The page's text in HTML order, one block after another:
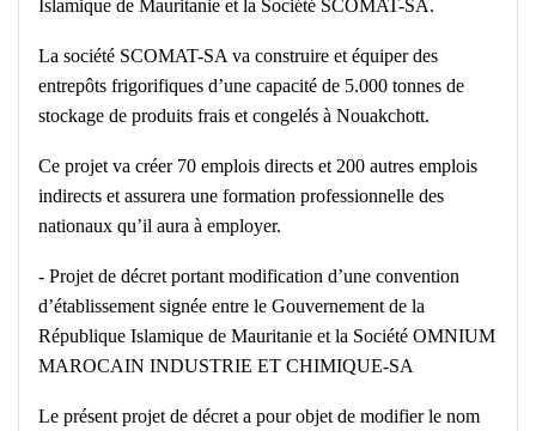
Islamique de Mauritanie et la Société SCOMAT-SA.
La société SCOMAT-SA va construire et équiper des
entrepôts frigorifiques d’une capacité de 5.000 tonnes de
stockage de produits frais et congelés à Nouakchott.
Ce projet va créer 70 emplois directs et 200 autres emplois
indirects et assurera une formation professionnelle des
nationaux qu’il aura à employer.
‐ Projet de décret portant modification d’une convention
d’établissement signée entre le Gouvernement de la
République Islamique de Mauritanie et la Société OMNIUM
MAROCAIN INDUSTRIE ET CHIMIQUE-SA
Le présent projet de décret a pour objet de modifier le nom